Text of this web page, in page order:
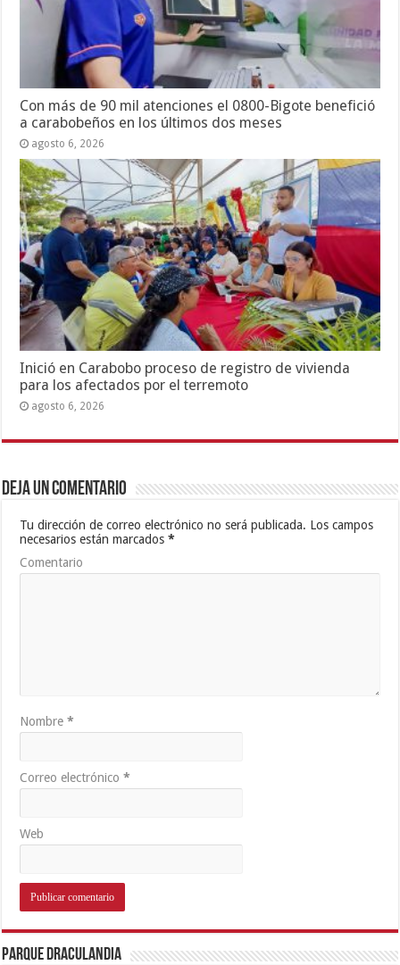
Con más de 90 mil atenciones el 0800-Bigote benefició
a carabobeños en los últimos dos meses
agosto 6, 2026
Inició en Carabobo proceso de registro de vivienda
para los afectados por el terremoto
agosto 6, 2026
Deja un comentario
Tu dirección de correo electrónico no será publicada. Los campos
necesarios están marcados*
Comentario
Nombre*
Correo electrónico*
Web
Parque Draculandia